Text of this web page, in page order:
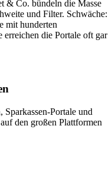
& Co. bündeln die Masse
und Filter. Schwäche:
mit hunderten
erreichen die Portale oft gar
Sparkassen-Portale und
den großen Plattformen